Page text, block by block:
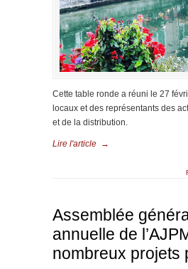
Cette table ronde a réuni le 27
locaux et des représentants des
et de la distribution.
Lire l'article →
Assemblée
annuelle de
nombreux projets